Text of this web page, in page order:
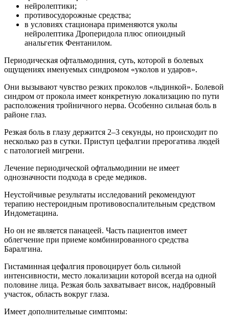
нейролептики;
противосудорожные средства;
в условиях стационара применяются уколы
нейролептика Дроперидола плюс опиоидный
анальгетик Фентанилом.
Периодическая офтальмодиния, суть, которой в болевых
ощущениях именуемых синдромом «уколов и ударов».
Они вызывают чувство резких проколов «льдинкой». Болевой
синдром от прокола имеет конкретную локализацию по пути
расположения тройничного нерва. Особенно сильная боль в
районе глаз.
Резкая боль в глазу держится 2–3 секунды, но происходит по
несколько раз в сутки. Приступ цефалгии прерогатива людей
с патологией мигрени.
Лечение периодической офтальмодинии не имеет
однозначности подхода в среде медиков.
Неустойчивые результаты исследований рекомендуют
терапию нестероидным противовоспалительным средством
Индометацина.
Но он не является панацеей. Часть пациентов имеет
облегчение при приеме комбинированного средства
Баралгина.
Гистаминная цефалгия провоцирует боль сильной
интенсивности, место локализации которой всегда на одной
половине лица. Резкая боль захватывает висок, надбровный
участок, область вокруг глаза.
Имеет дополнительные симптомы: